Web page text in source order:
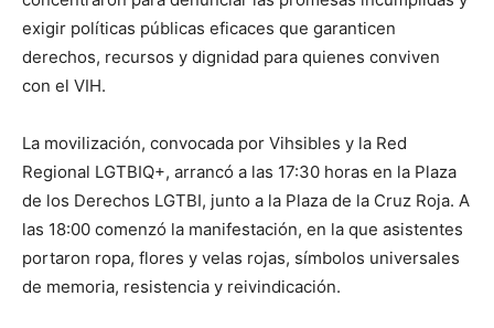
exigir políticas públicas eficaces que garanticen
derechos, recursos y dignidad para quienes conviven
con el VIH.
La movilización, convocada por Vihsibles y la Red
Regional LGTBIQ+, arrancó a las 17:30 horas en la Plaza
de los Derechos LGTBI, junto a la Plaza de la Cruz Roja. A
las 18:00 comenzó la manifestación, en la que asistentes
portaron ropa, flores y velas rojas, símbolos universales
de memoria, resistencia y reivindicación.